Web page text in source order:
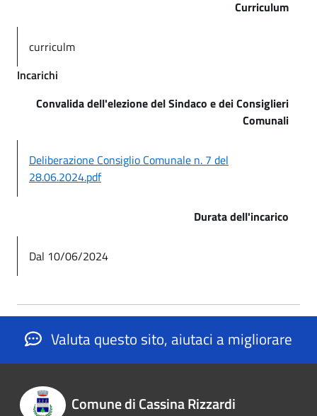
Curriculum
curriculm
Incarichi
Convalida dell'elezione del Sindaco e dei Consiglieri
Comunali
Deliberazione Consiglio Comunale n. 7 del
28.06.2024.pdf
Durata dell'incarico
Dal 10/06/2024
Valuta questo sito, aiutaci a migliorare
Comune di Cassina Rizzardi